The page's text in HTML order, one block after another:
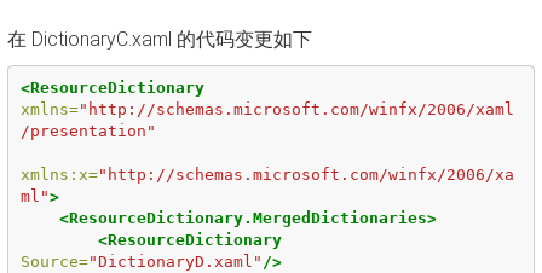
在 DictionaryC.xaml 的代码变更如下
<ResourceDictionary
xmlns="http://schemas.microsoft.com/winfx/2006/xaml
/presentation"
xmlns:x="http://schemas.microsoft.com/winfx/2006/xa
ml">
<ResourceDictionary.MergedDictionaries>
<ResourceDictionary
Source="DictionaryD.xaml" />